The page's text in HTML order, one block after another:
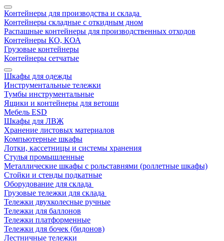
Контейнеры для производства и склада
Контейнеры складные с откидным дном
Распашные контейнеры для производственных отходов
Контейнеры КО, КОА
Грузовые контейнеры
Контейнеры сетчатые
Шкафы для одежды
Инструментальные тележки
Тумбы инструментальные
Ящики и контейнеры для ветоши
Мебель ESD
Шкафы для ЛВЖ
Хранение листовых материалов
Компьютерные шкафы
Лотки, кассетницы и системы хранения
Стулья промышленные
Металлические шкафы с рольставнями (роллетные шкафы)
Стойки и стенды подкатные
Оборудование для склада
Грузовые тележки для склада
Тележки двухколесные ручные
Тележки для баллонов
Тележки платформенные
Тележки для бочек (бидонов)
Лестничные тележки